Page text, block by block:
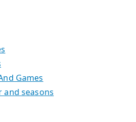
Games
and seasons